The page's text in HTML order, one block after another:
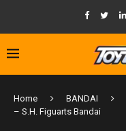
Home BANDAI
– S.H. Figuarts Bandai